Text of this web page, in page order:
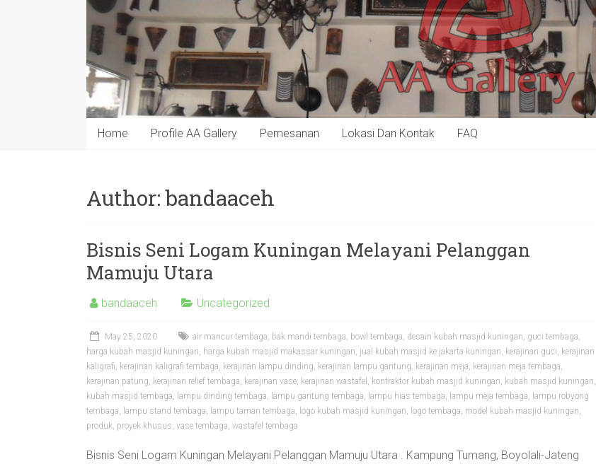
Home Profile AA Gallery Pemesanan Lokasi Dan Kontak FAQ
Author:bandaaceh
Bisnis Seni Logam Kuningan Melayani Pelanggan
Mamuju Utara
bandaaceh Uncategorized
May 25, 2020 air mancur tembaga, bak mandi tembaga, bowl tembaga, desain kubah masjid kuningan, guci tembaga,
harga kubah masjid kuningan, harga kubah masjid makassar kuningan, jual kubah masjid ke jakarta kuningan, kerajinan guci, kerajinan
kaligrafi, kerajinan kaligrafi tembaga, kerajinan lampu dinding, kerajinan lampu gantung, kerajinan meja, kerajinan meja tembaga,
kerajinan patung, kerajinan relief tembaga, kerajinan vase, kerajinan wastafel , kontraktor kubah masjid kuningan, kubah masjid kuningan,
kubah masjid tembaga, lampu dinding tembaga, lampu gantung tembaga, lampu hias tembaga, lampu meja tembaga, lampu robyong
tembaga, lampu stand tembaga, lampu taman tembaga, logo kubah masjid kuningan, logo tembaga, model kubah masjid kuningan,
produk, proyek khusus, vase tembaga, wastafel tembaga
Bisnis Seni Logam Kuningan Melayani Pelanggan Mamuju Utara . Kampung Tumang, Boyolali-Jateng